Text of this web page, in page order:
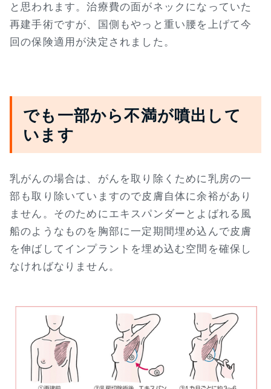
と思われます。治療費の面がネックになっていた
再建手術ですが、国側もやっと重い腰を上げて今
回の保険適用が決定されました。
でも一部から不満が噴出して
います
乳がんの場合は、がんを取り除くために乳房の一
部も取り除いていますので皮膚自体に余裕があり
ません。そのためにエキスパンダーとよばれる風
船のようなものを胸部に一定期間埋め込んで皮膚
を伸ばしてインプラントを埋め込む空間を確保し
なければなりません。